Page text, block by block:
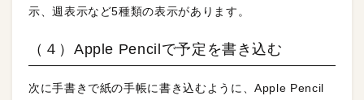
示、週表示など5種類の表示があります。
（４）Apple Pencilで予定を書き込む
次に手書きで紙の手帳に書き込むように、Apple Pencil